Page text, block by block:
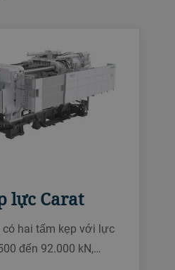
lực Carat
có hai tấm kẹp với lực
đến 92.000 kN,